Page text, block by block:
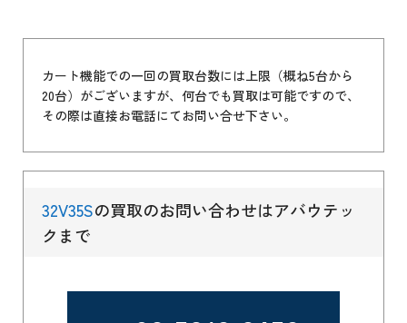
カート機能での一回の買取台数には上限（概ね5台から
20台）がございますが、何台でも買取は可能ですので、
その際は直接お電話にてお問い合せ下さい。
32V35Sの買取のお問い合わせはアバウテッ
クまで